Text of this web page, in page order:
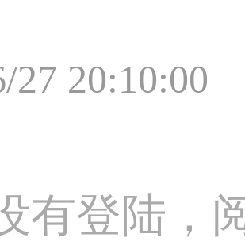
27 20:10:00
有登陆，